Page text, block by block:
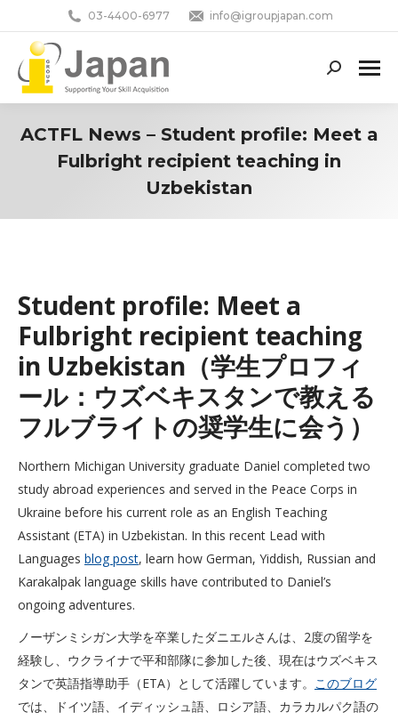
03-4400-6977 info@igroupjapan.com
Search:
ACTFL News – Student profile: Meet a
Fulbright recipient teaching in
Uzbekistan
Student profile: Meet a
Fulbright recipient teaching
in Uzbekistan（学生プロフィ
ール：ウズベキスタンで教える
フルブライトの奨学生に会う）
Northern Michigan University graduate Daniel completed two
study abroad experiences and served in the Peace Corps in
Ukraine before his current role as an English Teaching
Assistant (ETA) in Uzbekistan. In this recent Lead with
Languages blog post, learn how German, Yiddish, Russian and
Karakalpak language skills have contributed to Daniel’s
ongoing adventures.
ノーザンミシガン大学を卒業したダニエルさんは、2度の留学を
経験し、ウクライナで平和部隊に参加した後、現在はウズベキス
タンで英語指導助手（ETA）として活躍しています。 このブログ
では、ドイツ語、イディッシュ語、ロシア語、カラカルパク語の